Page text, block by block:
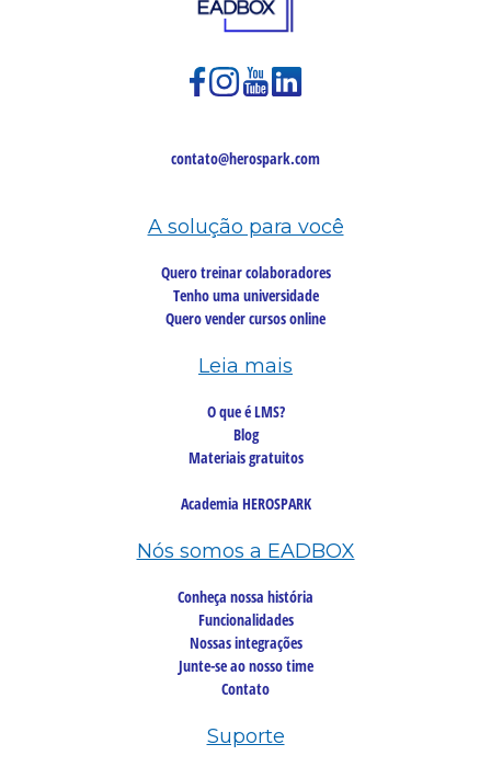
contato@herospark.com
A solução para você
Quero treinar colaboradores
Tenho uma universidade
Quero vender cursos online
Leia mais
O que é LMS?
Blog
Materiais gratuitos
Academia HEROSPARK
Nós somos a EADBOX
Conheça nossa história
Funcionalidades
Nossas integrações
Junte-se ao nosso time
Contato
Suporte